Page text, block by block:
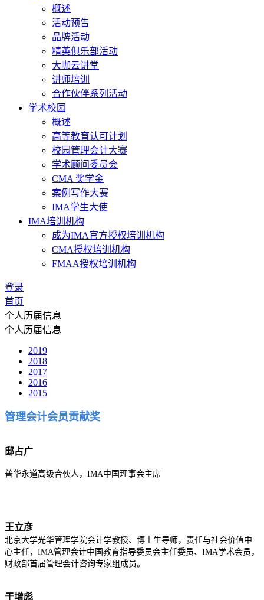
概述
活动预告
品牌活动
精英俱乐部活动
大咖云讲堂
讲师培训
合作伙伴系列活动
学术校园
概述
高等教育认可计划
校园管理会计大赛
学术顾问委员会
CMA 奖学金
案例写作大赛
IMA学生大使
IMA培训机构
成为IMA官方授权培训机构
CMA授权培训机构
FMAA授权培训机构
登录
首页
个人历届信息
个人历届信息
2019
2018
2017
2016
2015
管理会计会员贡献奖
邸占广
普华永道高级合伙人，IMA中国理事会主席
王立彦
北京大学光华管理学院会计学教授、博士生导师，责任与社会价值中
心主任，IMA管理会计中国教育指导委员会主任委员、IMA学术会员，
财政部首届管理会计咨询专家组成员。
于增彪